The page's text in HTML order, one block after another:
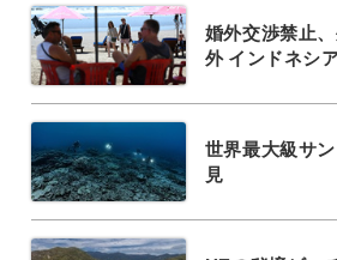
婚外交渉禁止
外 インドネシ
世界最大級サ
見